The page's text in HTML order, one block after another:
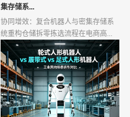
集存储系...
协同增效：复合机器人与密集存储系
统重构仓储拆零拣选流程在电商高...